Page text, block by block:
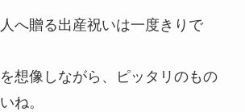
へ贈る出産祝いは一度きりで
想像しながら、ピッタリのもの
ね。